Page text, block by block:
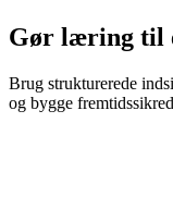
Gør læring til
Brug strukturerede
og bygge